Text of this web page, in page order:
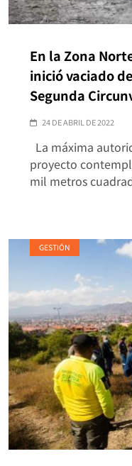
En la Zona
inició vaciado
Segunda
24 DE ABRIL DE 2022
La máxima
proyecto
mil metros
GESTIÓN